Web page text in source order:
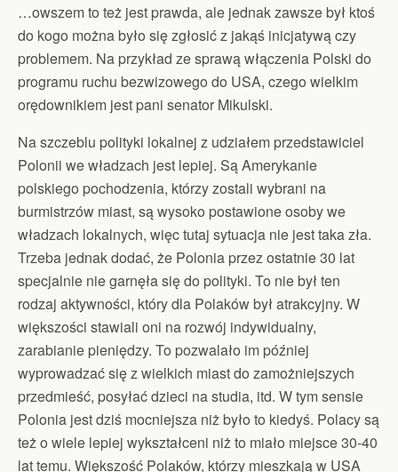
…owszem to też jest prawda, ale jednak zawsze był ktoś
do kogo można było się zgłosić z jakąś inicjatywą czy
problemem. Na przykład ze sprawą włączenia Polski do
programu ruchu bezwizowego do USA, czego wielkim
orędownikiem jest pani senator Mikulski.
Na szczeblu polityki lokalnej z udziałem przedstawiciel
Polonii we władzach jest lepiej. Są Amerykanie
polskiego pochodzenia, którzy zostali wybrani na
burmistrzów miast, są wysoko postawione osoby we
władzach lokalnych, więc tutaj sytuacja nie jest taka zła.
Trzeba jednak dodać, że Polonia przez ostatnie 30 lat
specjalnie nie garnęła się do polityki. To nie był ten
rodzaj aktywności, który dla Polaków był atrakcyjny. W
większości stawiali oni na rozwój indywidualny,
zarabianie pieniędzy. To pozwalało im później
wyprowadzać się z wielkich miast do zamożniejszych
przedmieść, posyłać dzieci na studia, itd. W tym sensie
Polonia jest dziś mocniejsza niż było to kiedyś. Polacy są
też o wiele lepiej wykształceni niż to miało miejsce 30-40
lat temu. Większość Polaków, którzy mieszkają w USA